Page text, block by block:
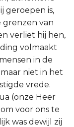
geroepen is,
grenzen van
verliet hij hen,
volmaakt
in de
niet in het
vrede.
(onze Heer
voor ons te
was dewijl zij